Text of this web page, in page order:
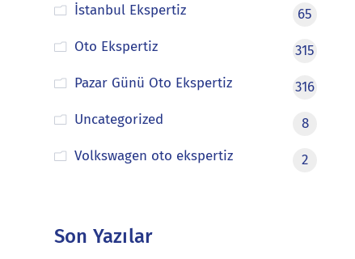
İstanbul Ekspertiz
65
Oto Ekspertiz
315
Pazar Günü Oto Ekspertiz
316
Uncategorized
8
Volkswagen oto ekspertiz
2
Son Yazılar